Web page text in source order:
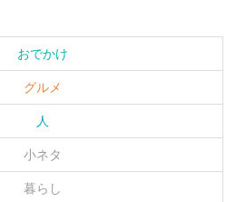
おでかけ
グルメ
人
小ネタ
暮らし